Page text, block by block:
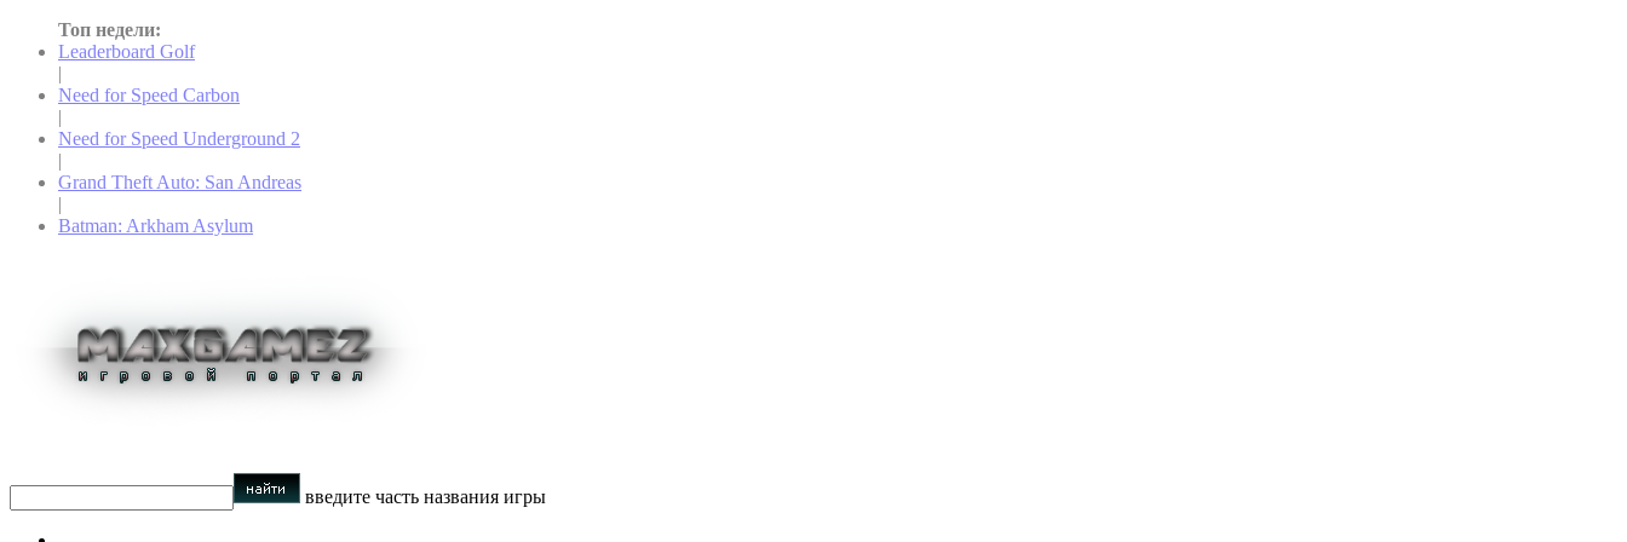
Топ недели:
Leaderboard Golf
|
Need for Speed Carbon
|
Need for Speed Underground 2
|
Grand Theft Auto: San Andreas
|
Batman: Arkham Asylum
введите часть названия игры